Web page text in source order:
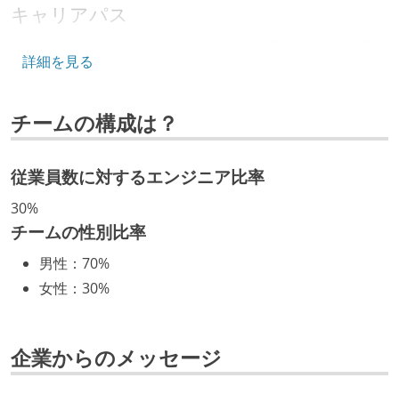
キャリアパス
など、キャリア形成を目的とした職域を超えての積極
年収800万円以上のエンジニアに、マネジメントの役
割を持たない人がいる
技術カルチャー
化を行う役割の人・部門が存在する
取締役（社内）または執行役員として、エンジニアリ
ング部門の人間が経営に参加している
開発メンバーの裁量
詳細を見る
チームの構成は？
従業員数に対するエンジニア比率
30%
チームの性別比率
男性 ： 70%
女性 ： 30%
企業からのメッセージ